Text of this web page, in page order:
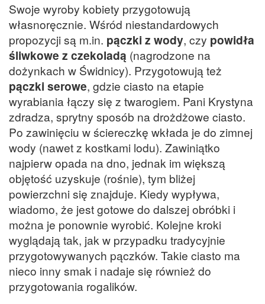
Swoje wyroby kobiety przygotowują
własnoręcznie. Wśród niestandardowych
propozycji są m.in. pączki z wody, czy powidła
śliwkowe z czekoladą (nagrodzone na
dożynkach w Świdnicy). Przygotowują też
pączki serowe, gdzie ciasto na etapie
wyrabiania łączy się z twarogiem. Pani Krystyna
zdradza, sprytny sposób na drożdżowe ciasto.
Po zawinięciu w ściereczkę wkłada je do zimnej
wody (nawet z kostkami lodu). Zawiniątko
najpierw opada na dno, jednak im większą
objętość uzyskuje (rośnie), tym bliżej
powierzchni się znajduje. Kiedy wypływa,
wiadomo, że jest gotowe do dalszej obróbki i
można je ponownie wyrobić. Kolejne kroki
wyglądają tak, jak w przypadku tradycyjnie
przygotowywanych pączków. Takie ciasto ma
nieco inny smak i nadaje się również do
przygotowania rogalików.